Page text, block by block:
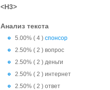
<H3>
Анализ текста
5.00% ( 4 ) спонсор
2.50% ( 2 ) вопрос
2.50% ( 2 ) деньги
2.50% ( 2 ) интернет
2.50% ( 2 ) ответ